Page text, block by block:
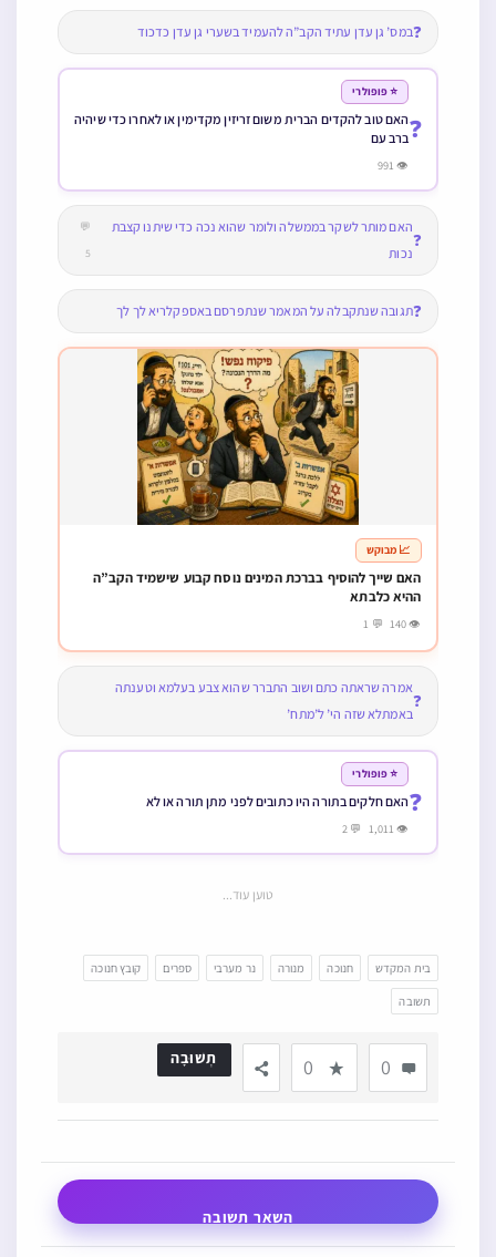
❓במס’ גן עדן עתיד הקב”ה להעמיד בשערי גן עדן כדכוד
❓
⭐ פופולרי
האם טוב להקדים הברית משום זריזין מקדימין או לאחרו כדי שיהיה
ברב עם
👁 991
❓
האם מותר לשקר בממשלה ולומר שהוא נכה כדי שיתנו קצבת
נכות
💬
5
❓תגובה שנתקבלה על המאמר שנתפרסם באספקלריא לך לך
📈 מבוקש
האם שייך להוסיף בברכת המינים נוסח קבוע שישמיד הקב”ה
ההיא כלבתא
👁 140 💬 1
❓
אמרה שראתה כתם ושוב התברר שהוא צבע בעלמא וטענתה
באמתלא שזה הי’ ל’מתח’
❓
⭐ פופולרי
האם חלקים בתורה היו כתובים לפני מתן תורה או לא
👁 1,011 💬 2
טוען עוד...
בית המקדש חנוכה מנורה נר מערבי ספרים קובץ חנוכה
תשובה
0
0 תְשׁוּבָה
השאר תשובה